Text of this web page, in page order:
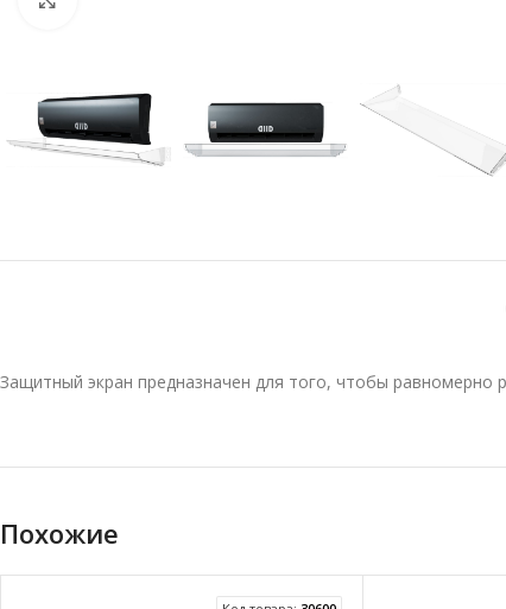
Защитный экран предназначен для того, чтобы
Похожие